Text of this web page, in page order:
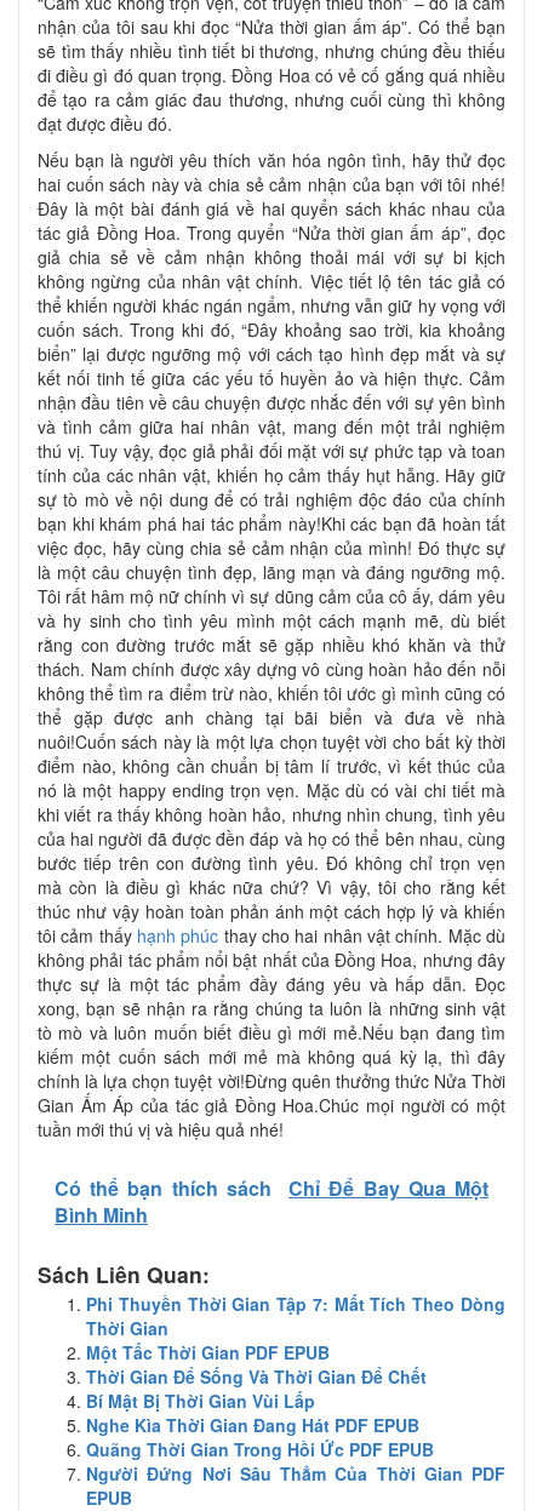
nhận của tôi sau khi đọc “Nửa thời gian ấm áp”. Có thể bạn
sẽ tìm thấy nhiều tình tiết bi thương, nhưng chúng đều thiếu
đi điều gì đó quan trọng. Đồng Hoa có vẻ cố gắng quá nhiều
để tạo ra cảm giác đau thương, nhưng cuối cùng thì không
đạt được điều đó.
Nếu bạn là người yêu thích văn hóa ngôn tình, hãy thử đọc
hai cuốn sách này và chia sẻ cảm nhận của bạn với tôi nhé!
Đây là một bài đánh giá về hai quyển sách khác nhau của
tác giả Đồng Hoa. Trong quyển “Nửa thời gian ấm áp”, đọc
giả chia sẻ về cảm nhận không thoải mái với sự bi kịch
không ngừng của nhân vật chính. Việc tiết lộ tên tác giả có
thể khiến người khác ngán ngẩm, nhưng vẫn giữ hy vọng với
cuốn sách. Trong khi đó, “Đây khoảng sao trời, kia khoảng
biển” lại được ngưỡng mộ với cách tạo hình đẹp mắt và sự
kết nối tinh tế giữa các yếu tố huyền ảo và hiện thực. Cảm
nhận đầu tiên về câu chuyện được nhắc đến với sự yên bình
và tình cảm giữa hai nhân vật, mang đến một trải nghiệm
thú vị. Tuy vậy, đọc giả phải đối mặt với sự phức tạp và toan
tính của các nhân vật, khiến họ cảm thấy hụt hẫng. Hãy giữ
sự tò mò về nội dung để có trải nghiệm độc đáo của chính
bạn khi khám phá hai tác phẩm này!Khi các bạn đã hoàn tất
việc đọc, hãy cùng chia sẻ cảm nhận của mình! Đó thực sự
là một câu chuyện tình đẹp, lãng mạn và đáng ngưỡng mộ.
Tôi rất hâm mộ nữ chính vì sự dũng cảm của cô ấy, dám yêu
và hy sinh cho tình yêu mình một cách mạnh mẽ, dù biết
rằng con đường trước mắt sẽ gặp nhiều khó khăn và thử
thách. Nam chính được xây dựng vô cùng hoàn hảo đến nỗi
không thể tìm ra điểm trừ nào, khiến tôi ước gì mình cũng có
thể gặp được anh chàng tại bãi biển và đưa về nhà
nuôi!Cuốn sách này là một lựa chọn tuyệt vời cho bất kỳ thời
điểm nào, không cần chuẩn bị tâm lí trước, vì kết thúc của
nó là một happy ending trọn vẹn. Mặc dù có vài chi tiết mà
khi viết ra thấy không hoàn hảo, nhưng nhìn chung, tình yêu
của hai người đã được đền đáp và họ có thể bên nhau, cùng
bước tiếp trên con đường tình yêu. Đó không chỉ trọn vẹn
mà còn là điều gì khác nữa chứ? Vì vậy, tôi cho rằng kết
thúc như vậy hoàn toàn phản ánh một cách hợp lý và khiến
tôi cảm thấy hạnh phúc thay cho hai nhân vật chính. Mặc dù
không phải tác phẩm nổi bật nhất của Đồng Hoa, nhưng đây
thực sự là một tác phẩm đầy đáng yêu và hấp dẫn. Đọc
xong, bạn sẽ nhận ra rằng chúng ta luôn là những sinh vật
tò mò và luôn muốn biết điều gì mới mẻ.Nếu bạn đang tìm
kiếm một cuốn sách mới mẻ mà không quá kỳ lạ, thì đây
chính là lựa chọn tuyệt vời!Đừng quên thưởng thức Nửa Thời
Gian Ấm Áp của tác giả Đồng Hoa.Chúc mọi người có một
tuần mới thú vị và hiệu quả nhé!
Có thể bạn thích sách
Chỉ Để Bay Qua Một
Bình Minh
Sách Liên Quan:
Phi Thuyền Thời Gian Tập 7: Mất Tích Theo Dòng
Thời Gian
Một Tấc Thời Gian PDF EPUB
Thời Gian Để Sống Và Thời Gian Để Chết
Bí Mật Bị Thời Gian Vùi Lấp
Nghe Kìa Thời Gian Đang Hát PDF EPUB
Quãng Thời Gian Trong Hồi Ức PDF EPUB
Người Đứng Nơi Sâu Thẳm Của Thời Gian PDF
EPUB